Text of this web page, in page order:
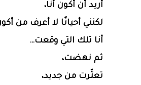
أريد أن أكون أنا،
لكنني أحيانًا لا أعرف من
أنا تلك التي وقعت…
ثم نهضت،
تعثّرت من جديد،